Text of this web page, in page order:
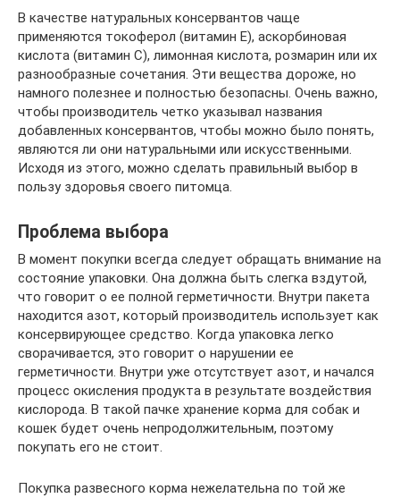
В качестве натуральных консервантов чаще
применяются токоферол (витамин Е), аскорбиновая
кислота (витамин С), лимонная кислота, розмарин или их
разнообразные сочетания. Эти вещества дороже, но
намного полезнее и полностью безопасны. Очень важно,
чтобы производитель четко указывал названия
добавленных консервантов, чтобы можно было понять,
являются ли они натуральными или искусственными.
Исходя из этого, можно сделать правильный выбор в
пользу здоровья своего питомца.
Проблема выбора
В момент покупки всегда следует обращать внимание на
состояние упаковки. Она должна быть слегка вздутой,
что говорит о ее полной герметичности. Внутри пакета
находится азот, который производитель использует как
консервирующее средство. Когда упаковка легко
сворачивается, это говорит о нарушении ее
герметичности. Внутри уже отсутствует азот, и начался
процесс окисления продукта в результате воздействия
кислорода. В такой пачке хранение корма для собак и
кошек будет очень непродолжительным, поэтому
покупать его не стоит.
Покупка развесного корма нежелательна по той же